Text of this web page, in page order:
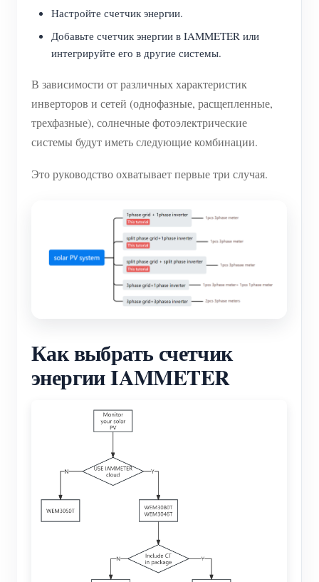
Настройте счетчик энергии.
Добавьте счетчик энергии в IAMMETER или
интегрируйте его в другие системы.
В зависимости от различных характеристик
инверторов и сетей (однофазные, расщепленные,
трехфазные), солнечные фотоэлектрические
системы будут иметь следующие комбинации.
Это руководство охватывает первые три случая.
Как выбрать счетчик
энергии IAMMETER